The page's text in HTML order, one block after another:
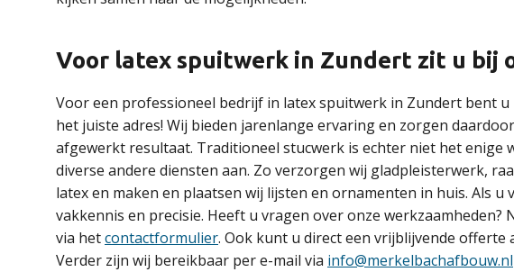
Voor latex spuitwerk in Zundert zit u bij
Voor een professioneel bedrijf in latex spuitwerk in Zundert bent
het juiste adres! Wij bieden jarenlange ervaring en zorgen
afgewerkt resultaat. Traditioneel stucwerk is echter niet het enige
diverse andere diensten aan. Zo verzorgen wij gladpleisterwerk,
latex en maken en plaatsen wij lijsten en ornamenten in huis. Als
vakkennis en precisie. Heeft u vragen over onze werkzaamheden?
via hetcontactformulier. Ook kunt u direct een vrijblijvende offerte
Verder zijn wij bereikbaar per e-mail via info@merkelbachafbouw.nl